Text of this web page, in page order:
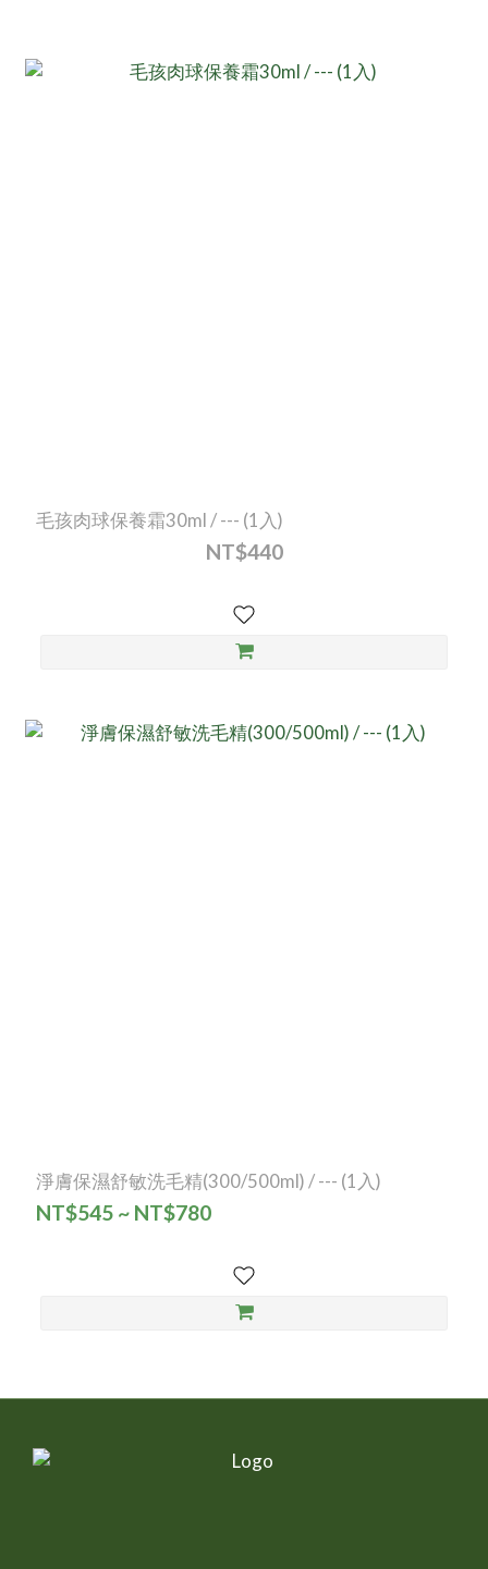
毛孩肉球保養霜30ml / --- (1入)
NT$440
淨膚保濕舒敏洗毛精(300/500ml) / --- (1入)
NT$545 ~ NT$780